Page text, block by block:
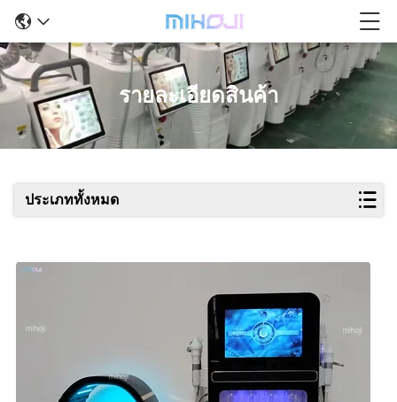
รายละเอียดสินค้า
ประเภททั้งหมด